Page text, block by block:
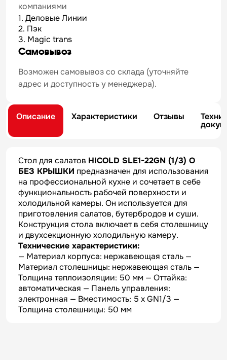
компаниями
1. Деловые Линии
2. Пэк
3. Magic trans
Самовывоз
Возможен самовывоз со склада (уточняйте
адрес и доступность у менеджера).
Описание Характеристики Отзывы
Стол для салатов HICOLD SLE1-22GN (1/3) О
БЕЗ КРЫШКИ предназначен для использования
на профессиональной кухне и сочетает в себе
функциональность рабочей поверхности и
холодильной камеры. Он используется для
приготовления салатов, бутербродов и суши.
Конструкция стола включает в себя столешницу
и двухсекционную холодильную камеру.
Технические характеристики:
— Материал корпуса: нержавеющая сталь —
Материал столешницы: нержавеющая сталь —
Толщина теплоизоляции: 50 мм — Оттайка:
автоматическая — Панель управления:
электронная — Вместимость: 5 x GN1/3 —
Толщина столешницы: 50 мм